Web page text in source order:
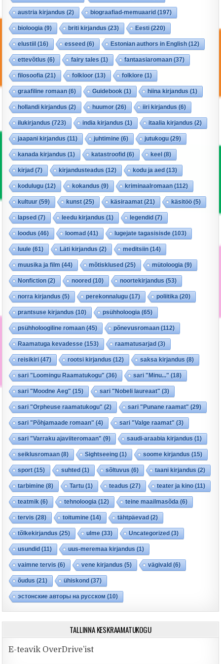
austria kirjandus (2) biograafiad-memuaarid (197)
bioloogia (9) briti kirjandus (23) Eesti (220)
elustiil (16) esseed (6) Estonian authors in English (12)
ettevõtlus (6) fairy tales (1) fantaasiaromaan (37)
filosoofia (21) folkloor(13) folklore (1)
graafiline romaan (6) Guidebook (1) hiina kirjandus (1)
hollandi kirjandus (2) huumor(26) iiri kirjandus (6)
ilukirjandus (723) india kirjandus (1) itaalia kirjandus (2)
jaapani kirjandus (11) juhtimine (6) jutukogu (29)
kanada kirjandus (1) katastroofid (6) keel (8)
kirjad (7) kirjandusteadus (12) kodu ja aed (13)
kodulugu (12) kokandus (9) kriminaalromaan (112)
kultuur(59) kunst(25) käsiraamat(21) käsitöö (5)
lapsed (7) leedu kirjandus (1) legendid (7)
loodus (46) loomad (41) lugejate tagasisisde (103)
luule (61) Läti kirjandus (2) meditsiin (14)
muusika ja film (44) mõtisklused (25) mütoloogia (9)
Nonfiction (2) noored (10) noortekirjandus (53)
norra kirjandus (5) perekonnalugu (17) poliitika (20)
prantsuse kirjandus (10) psühholoogia (65)
psühholoogiline romaan (45) põnevusromaan (112)
Raamatuga kevadesse (153) raamatusarjad (3)
reisikiri (47) rootsi kirjandus (12) saksa kirjandus (8)
sari "Loomingu Raamatukogu" (36) sari "Minu..." (18)
sari "Moodne Aeg" (15) sari "Nobeli laureaat" (3)
sari "Orpheuse raamatukogu" (2) sari "Punane raamat" (29)
sari "Põhjamaade romaan" (4) sari "Valge raamat" (3)
sari "Varraku ajaviiteromaan" (9) saudi-araabia kirjandus (1)
seiklusromaan (8) Sightseeing (1) soome kirjandus (15)
sport(15) suhted (1) sõltuvus (6) taani kirjandus (2)
tarbimine (8) Tartu (1) teadus (27) teater ja kino (11)
teatmik (6) tehnoloogia (12) teine maailmasõda (6)
tervis (28) toitumine (14) tähtpäevad (2)
tõlkekirjandus (25) ulme (33) Uncategorized (3)
usundid (11) uus-meremaa kirjandus (1)
vaimne tervis (6) vene kirjandus (5) vägivald (6)
õudus (21) ühiskond (37)
эстонские авторы на русском (10)
TALLINNA KESKRAAMATUKOGU
E-teavik OverDrive’ist